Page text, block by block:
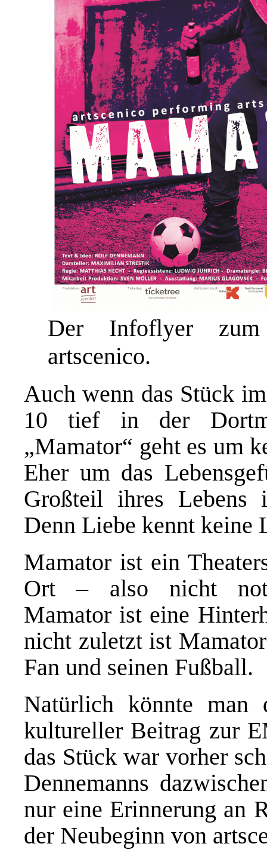
Der Infoflyer
artscenico.
Auch wenn das Stück
10 tief in der
„Mamator“ geht es um
Eher um das
Großteil ihres Lebens
Denn Liebe kennt
Mamator ist ein
Ort – also nicht
Mamator ist eine
nicht zuletzt ist
Fan und seinen Fußball.
Natürlich könnte man
kultureller Beitrag zur
das Stück war vorher
Dennemanns
nur eine Erinnerung an
der Neubeginn von